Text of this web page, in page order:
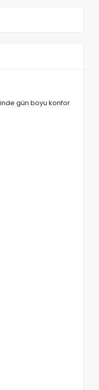
gün boyu konfor